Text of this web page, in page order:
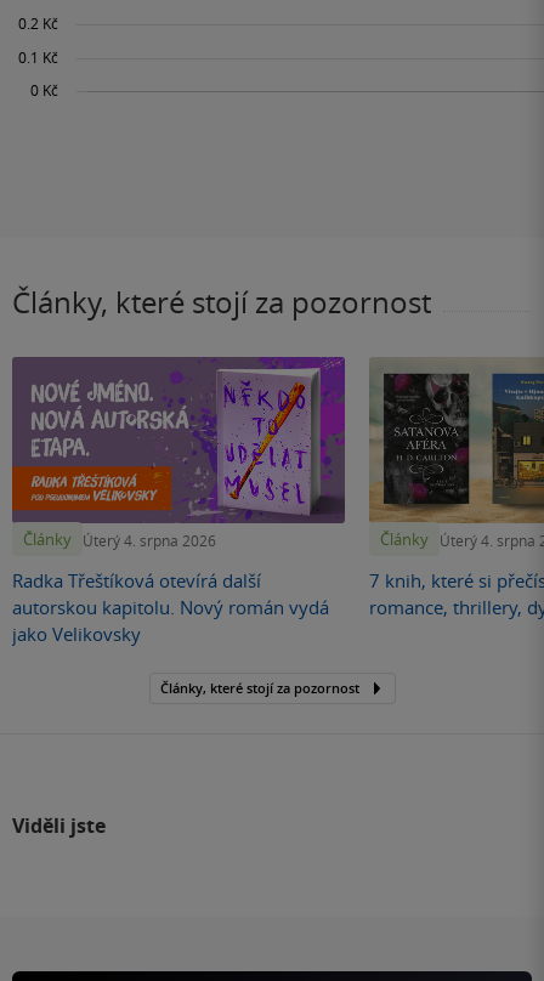
Články, které stojí za pozornost
Články Úterý 4. srpna 2026
Radka Třeštíková otevírá další
autorskou kapitolu. Nový román vydá
jako Velikovsky
Články Úterý 4. srpna
7 knih, které si
romance, thrillery,
Články, které stojí za pozornost
Viděli jste